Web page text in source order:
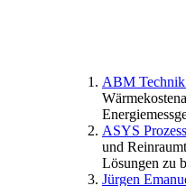
ABM
ASYS
und
Lösungen zu
Jürgen